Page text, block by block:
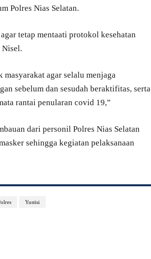
Polres Nias Selatan.
tetap mentaati protokol kesehatan
Nisel.
agar selalu menjaga
sebelum dan sesudah beraktifitas, serta
rantai penularan covid 19,”
dari personil Polres Nias Selatan
sehingga kegiatan pelaksanaan
Yustisi